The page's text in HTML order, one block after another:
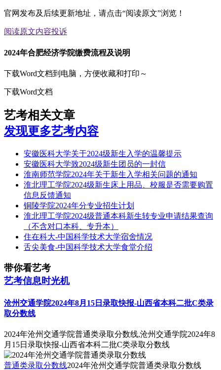
官网发布及后续更新地址，请点击“阅读原文”浏览！
阅读原文内容投诉
2024年合肥经济学院缴费流程及说明
下载Word文档到电脑，方便收藏和打印～
下载Word文档
艺考相关文章
发现更多艺考内容
安徽医科大学关于2024级新生入学的温馨提示
安徽医科大学致2024级新生团员的一封信
淮南师范学院2024年关于新生入学相关问题的通知
淮北理工学院2024级新生床上用品、校服是否需要购置
信息反馈通知
铜陵学院2024年分专业招生计划
淮北理工学院2024级普通本科新生转专业申请结果查询
（不含对口本科、专升本）
住在科大-中国科学技术大学宿舍情况
舌尖美食-中国科学技术大学食堂介绍
带你看艺考
艺考信息时光机
沧州交通学院2024年8月15日录取快报-山西省本科二批C类录
取分数线
2024年沧州交通学院普通类录取分数线,沧州交通学院2024年8
月15日录取快报-山西省本科二批C类录取分数线
普通类录取分数线2024年沧州交通学院普通类录取分数线